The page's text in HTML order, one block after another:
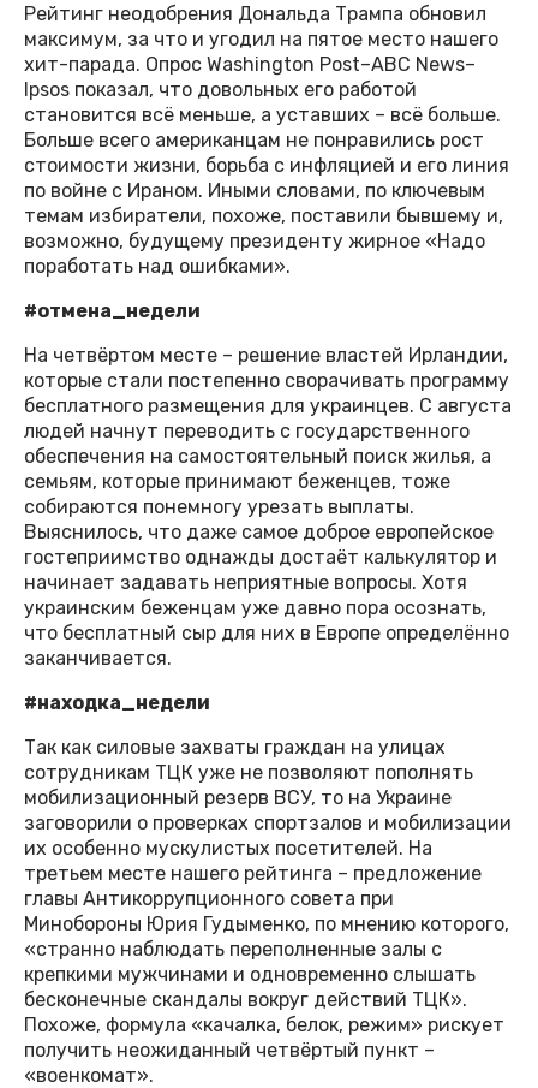
Рейтинг неодобрения Дональда Трампа обновил
максимум, за что и угодил на пятое место нашего
хит-парада. Опрос Washington Post–ABC News–
Ipsos показал, что довольных его работой
становится всё меньше, а уставших – всё больше.
Больше всего американцам не понравились рост
стоимости жизни, борьба с инфляцией и его линия
по войне с Ираном. Иными словами, по ключевым
темам избиратели, похоже, поставили бывшему и,
возможно, будущему президенту жирное «Надо
поработать над ошибками».
#отмена_недели
На четвёртом месте – решение властей Ирландии,
которые стали постепенно сворачивать программу
бесплатного размещения для украинцев. С августа
людей начнут переводить с государственного
обеспечения на самостоятельный поиск жилья, а
семьям, которые принимают беженцев, тоже
собираются понемногу урезать выплаты.
Выяснилось, что даже самое доброе европейское
гостеприимство однажды достаёт калькулятор и
начинает задавать неприятные вопросы. Хотя
украинским беженцам уже давно пора осознать,
что бесплатный сыр для них в Европе определённо
заканчивается.
#находка_недели
Так как силовые захваты граждан на улицах
сотрудникам ТЦК уже не позволяют пополнять
мобилизационный резерв ВСУ, то на Украине
заговорили о проверках спортзалов и мобилизации
их особенно мускулистых посетителей. На
третьем месте нашего рейтинга – предложение
главы Антикоррупционного совета при
Минобороны Юрия Гудыменко, по мнению которого,
«странно наблюдать переполненные залы с
крепкими мужчинами и одновременно слышать
бесконечные скандалы вокруг действий ТЦК».
Похоже, формула «качалка, белок, режим» рискует
получить неожиданный четвёртый пункт –
«военкомат».